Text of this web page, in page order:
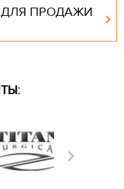
ПРОДАЖИ